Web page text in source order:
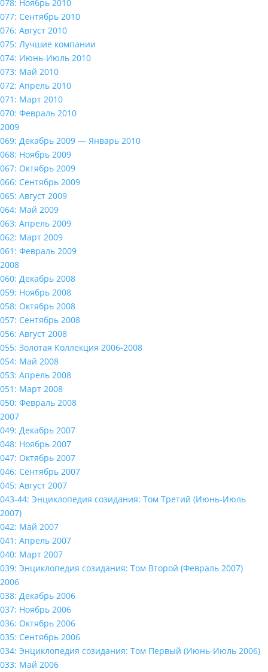
078: Ноябрь 2010
077: Сентябрь 2010
076: Август 2010
075: Лучшие компании
074: Июнь-Июль 2010
073: Май 2010
072: Апрель 2010
071: Март 2010
070: Февраль 2010
2009
069: Декабрь 2009 — Январь 2010
068: Ноябрь 2009
067: Октябрь 2009
066: Сентябрь 2009
065: Август 2009
064: Май 2009
063: Апрель 2009
062: Март 2009
061: Февраль 2009
2008
060: Декабрь 2008
059: Ноябрь 2008
058: Октябрь 2008
057: Сентябрь 2008
056: Август 2008
055: Золотая Коллекция 2006-2008
054: Май 2008
053: Апрель 2008
051: Март 2008
050: Февраль 2008
2007
049: Декабрь 2007
048: Ноябрь 2007
047: Октябрь 2007
046: Сентябрь 2007
045: Август 2007
043-44: Энциклопедия созидания: Том Третий (Июнь-Июль
2007)
042: Май 2007
041: Апрель 2007
040: Март 2007
039: Энциклопедия созидания: Том Второй (Февраль 2007)
2006
038: Декабрь 2006
037: Ноябрь 2006
036: Октябрь 2006
035: Сентябрь 2006
034: Энциклопедия созидания: Том Первый (Июнь-Июль 2006)
033: Май 2006